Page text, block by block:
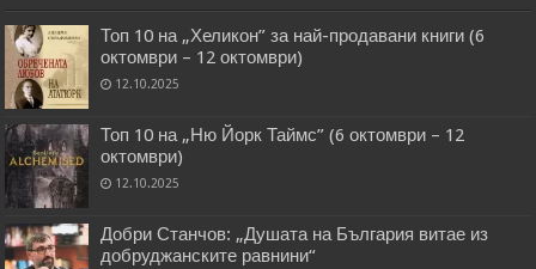
Топ 10 на „Хеликон” за най-продавани книги (6
октомври – 12 октомври)
12.10.2025
Топ 10 на „Ню Йорк Таймс” (6 октомври – 12
октомври)
12.10.2025
Добри Станчов: „Душата на България витае из
добруджанските равнини“